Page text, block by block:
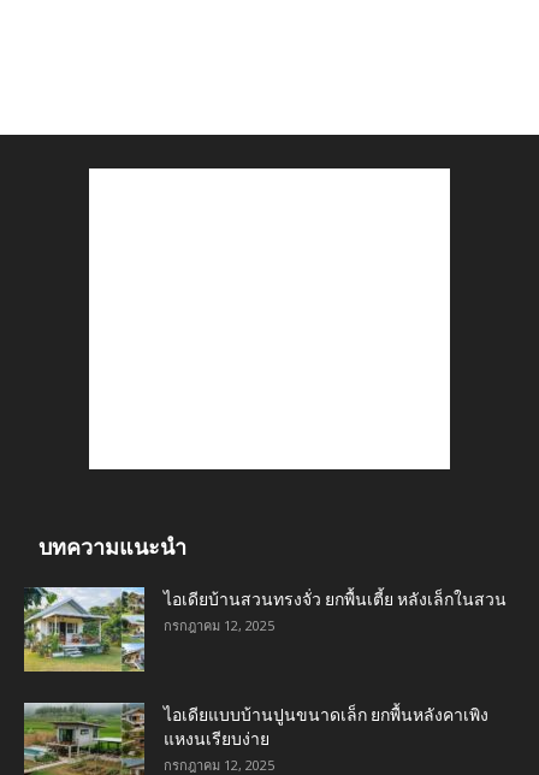
บทความแนะนำ
ไอเดียบ้านสวนทรงจั่ว ยกพื้นเตี้ย หลังเล็กในสวน
กรกฎาคม 12, 2025
ไอเดียแบบบ้านปูนขนาดเล็ก ยกพื้นหลังคาเพิง
แหงนเรียบง่าย
กรกฎาคม 12, 2025